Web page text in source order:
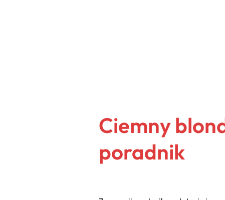
Ciemny
poradnik